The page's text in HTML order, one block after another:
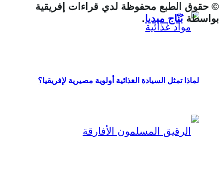
لماذا تمثل السيادة الغذائية أولوية مصيرية لإفريقيا؟
© حقوق الطبع محفوظة لدي قراءات إفريقية
بواسطة بُنّاج ميديا.